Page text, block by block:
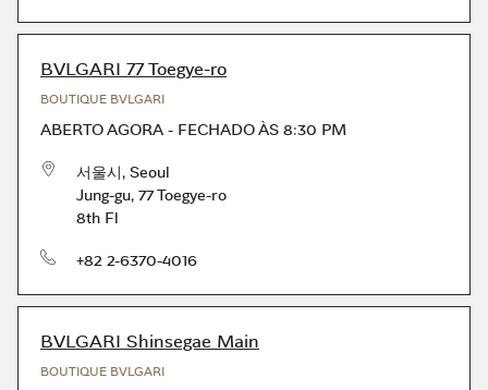
BVLGARI 77 Toegye-ro
BOUTIQUE BVLGARI
ABERTO AGORA - FECHADO ÀS 8:30 PM
서울시, Seoul
Jung-gu, 77 Toegye-ro
8th Fl
telefone+82 2-6370-4016
BVLGARI Shinsegae Main
BOUTIQUE BVLGARI